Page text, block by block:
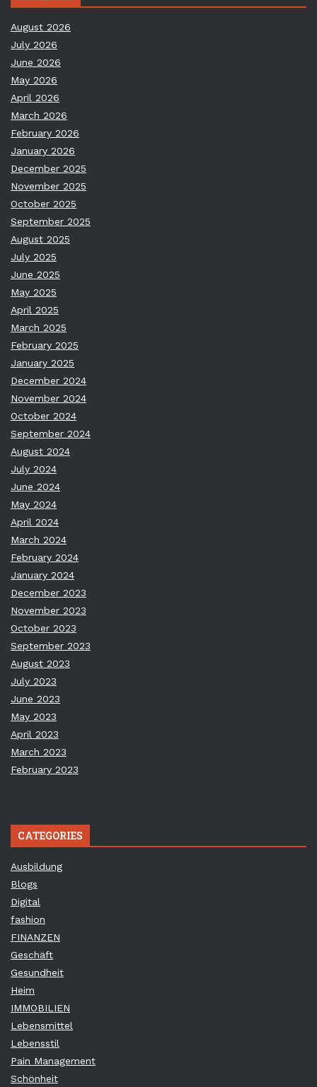
August 2026
July 2026
June 2026
May 2026
April 2026
March 2026
February 2026
January 2026
December 2025
November 2025
October 2025
September 2025
August 2025
July 2025
June 2025
May 2025
April 2025
March 2025
February 2025
January 2025
December 2024
November 2024
October 2024
September 2024
August 2024
July 2024
June 2024
May 2024
April 2024
March 2024
February 2024
January 2024
December 2023
November 2023
October 2023
September 2023
August 2023
July 2023
June 2023
May 2023
April 2023
March 2023
February 2023
CATEGORIES
Ausbildung
Blogs
Digital
fashion
FINANZEN
Geschäft
Gesundheit
Heim
IMMOBILIEN
Lebensmittel
Lebensstil
Pain Management
Schönheit